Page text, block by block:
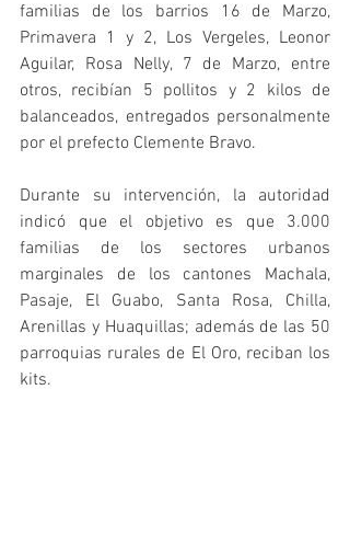
familias de los barrios 16 de Marzo,
Primavera 1 y 2, Los Vergeles, Leonor
Aguilar, Rosa Nelly, 7 de Marzo, entre
otros, recibían 5 pollitos y 2 kilos de
balanceados, entregados personalmente
por el prefecto Clemente Bravo.
Durante su intervención, la autoridad
indicó que el objetivo es que 3.000
familias de los sectores urbanos
marginales de los cantones Machala,
Pasaje, El Guabo, Santa Rosa, Chilla,
Arenillas y Huaquillas; además de las 50
parroquias rurales de El Oro, reciban los
kits.